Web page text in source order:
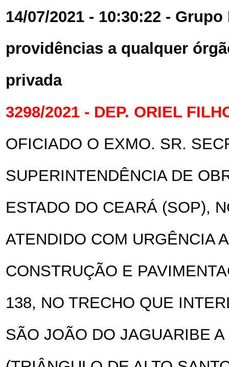
14/07/2021 - 10:30:22 -
providências a qualquer
privada
3298/2021 - DEP. ORIEL
OFICIADO O EXMO. SR.
SUPERINTENDÊNCIA DE
ESTADO DO CEARÁ (SOP),
ATENDIDO COM URGÊNCIA
CONSTRUÇÃO E
138, NO TRECHO QUE
SÃO JOÃO DO JAGUARIBE